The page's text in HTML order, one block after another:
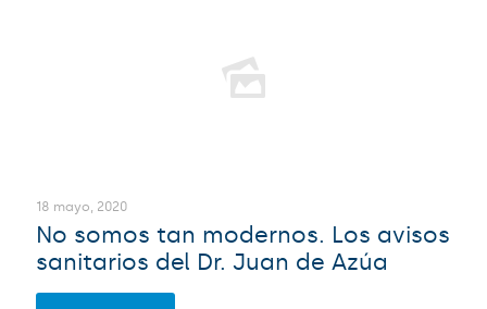
18 mayo, 2020
No somos tan modernos. Los avisos
sanitarios del Dr. Juan de Azúa